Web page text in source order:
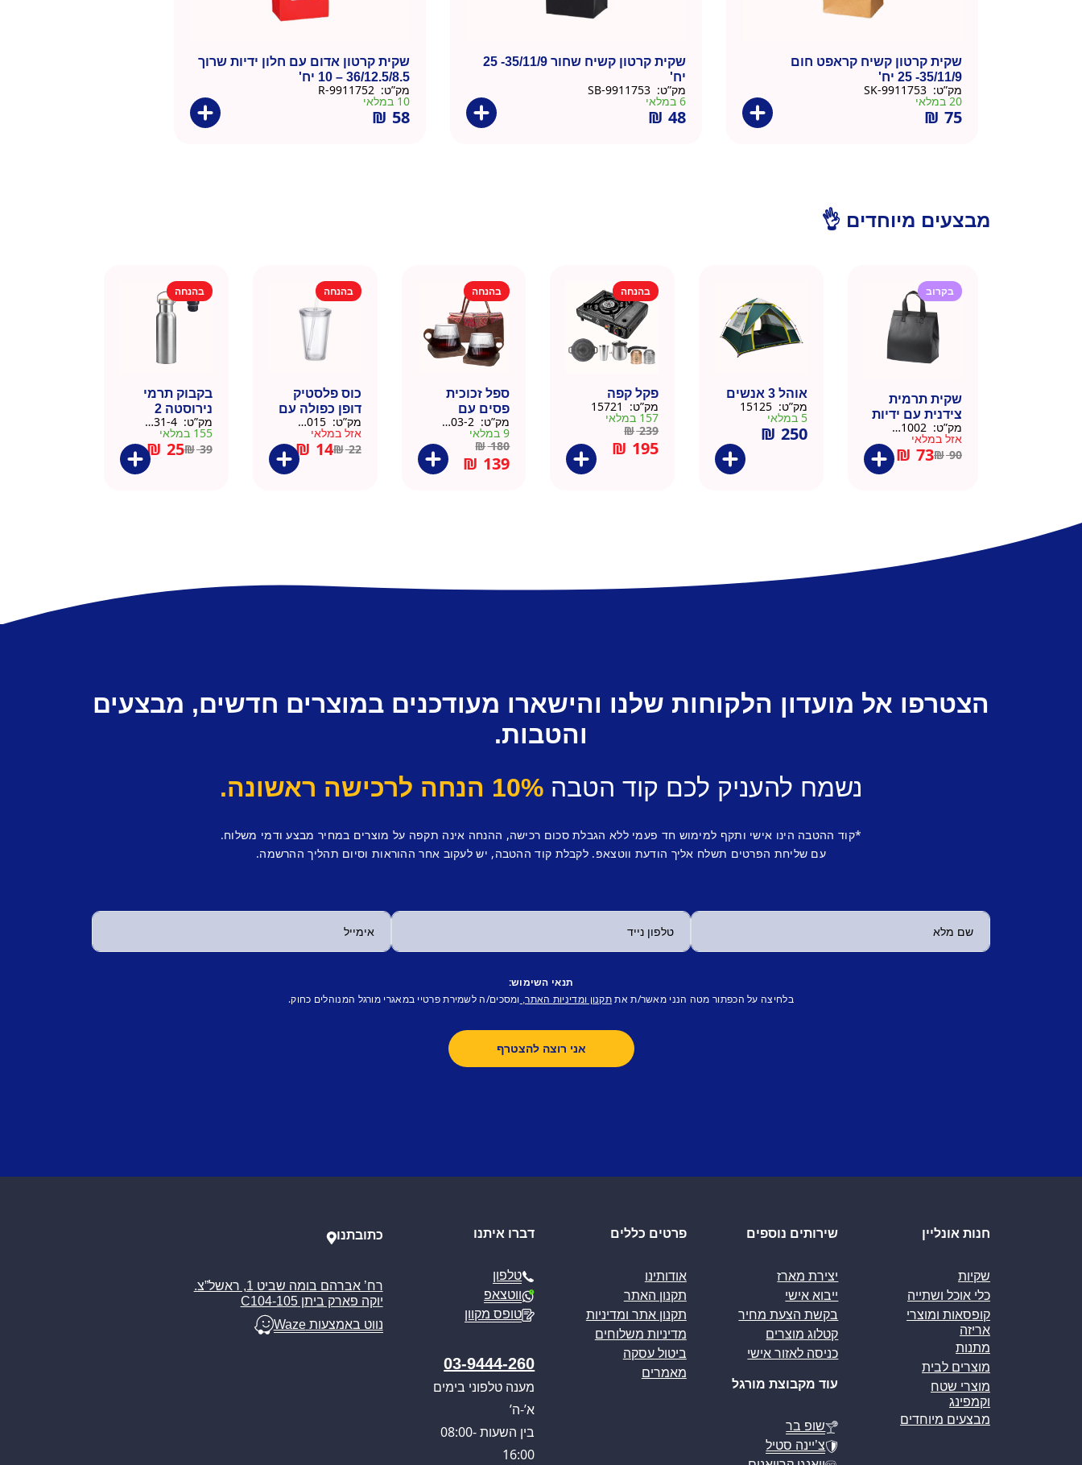
שקית קרטון קשיח קראפט חום
35/11/9- 25 יח'
מק”ט:
20 במלאי
₪ 75
שקית קרטון קשיח שחור 35/11/9- 25
יח'
מק”ט: 9911753-SB
6 במלאי
₪ 48
שקית קרטון אדום עם חלון ידיות שרוך
36/12.5/8.5 – 10 יח'
מק”ט: 9911752-R
10 במלאי
₪ 58
מבצעים מיוחדים 👌
בקרוב
שקית תרמית
צידנית עם ידיות
– 50 יח 26/26
שחור
מק”ט:
אזל במלאי
₪90
₪ 73
אוהל 3 אנשים
מק”ט:
5 במלאי
₪ 250
בהנחה
פקל קפה
מק”ט:
157 במלאי
₪239
₪ 195
בהנחה
ספל זכוכית
פסים עם
תחתית וידית עץ
– מארז 2 יח
מק”ט:
9 במלאי
₪180
₪ 139
בהנחה
כוס פלסטיק
דופן כפולה עם
קשית
מק”ט: 9911015
אזל במלאי
₪22
₪ 14
בהנחה
בקבוק תרמי
נירוסטה 2
פקקים 500 מל
– כסוף קלאסי
מק”ט: 9901031-4
155 במלאי
₪39
₪ 25
הצטרפו אל מועדון הלקוחות שלנו והישארו מעודכנים במוצרים חדשים, מבצעים
והטבות.
נשמח להעניק לכם קוד הטבה 10% הנחה לרכישה ראשונה.
*קוד ההטבה הינו אישי ותקף למימוש חד פעמי ללא הגבלת סכום רכישה, ההנחה אינה תקפה על מוצרים במחיר מבצע ודמי משלוח.
עם שליחת הפרטים תשלח אליך הודעת ווטצאפ. לקבלת קוד ההטבה, יש לעקוב אחר ההוראות וסיום תהליך ההרשמה.
תנאי השימוש:
בלחיצה על הכפתור מטה הנני מאשר/ת את תקנון ומדיניות האתר, ומסכים/ה לשמירת פרטיי במאגרי מורגל המנוהלים כחוק.
חנות אונליין
שקיות
כלי אוכל ושתייה
קופסאות ומוצרי
אריזה
מתנות
מוצרים לבית
מוצרי שטח
וקמפינג
מבצעים מיוחדים
שירותים נוספים
יצירת מארז
ייבוא אישי
בקשת הצעת מחיר
קטלוג מוצרים
כניסה לאזור אישי
עוד מקבוצת מורגל
שופ בר
צ’יינה סטיל
פרטים כללים
אודותינו
תקנון האתר
תקנון אתר ומדיניות
מדיניות משלוחים
ביטול עסקה
מאמרים
דברו איתנו
טלפון
ווטצאפ
טופס מקוון
03-9444-260
מענה טלפוני בימים
א’-ה’
בין השעות 08:00-
16:00
כתובתנו
רח’ אברהם בומה שביט 1, ראשל”צ.
יוקה פארק ביתן C104-105
נווט באמצעות Waze